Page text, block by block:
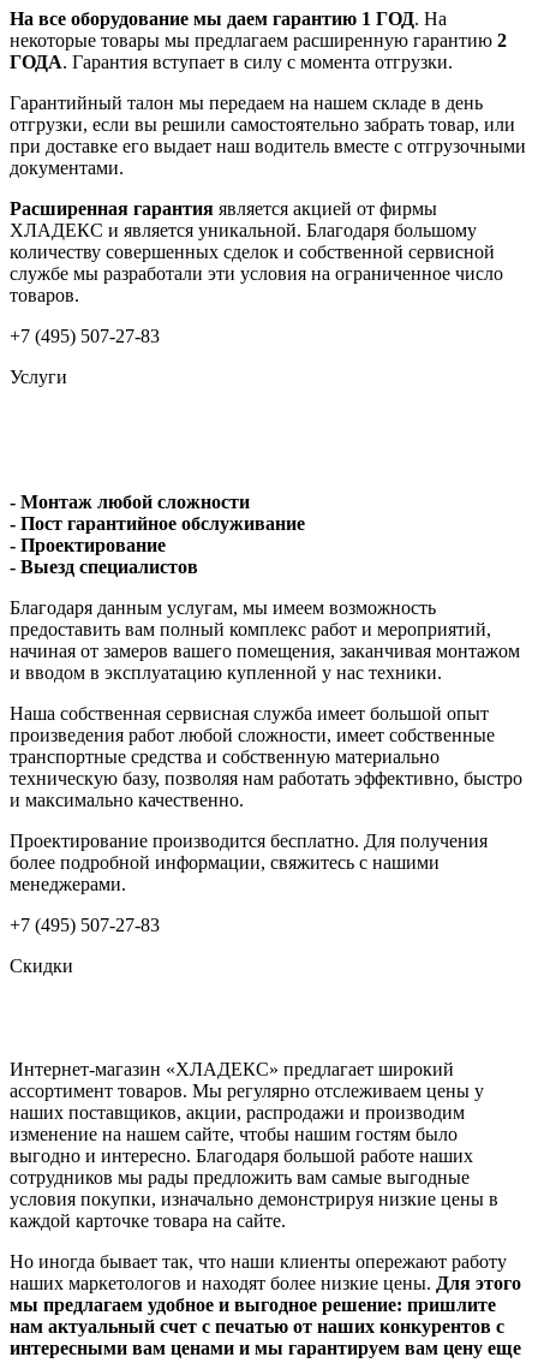
На все оборудование мы даем гарантию 1 ГОД. На
некоторые товары мы предлагаем расширенную гарантию 2
ГОДА. Гарантия вступает в силу с момента отгрузки.
Гарантийный талон мы передаем на нашем складе в день
отгрузки, если вы решили самостоятельно забрать товар, или
при доставке его выдает наш водитель вместе с отгрузочными
документами.
Расширенная гарантия является акцией от фирмы
ХЛАДЕКС и является уникальной. Благодаря большому
количеству совершенных сделок и собственной сервисной
службе мы разработали эти условия на ограниченное число
товаров.
+7 (495) 507-27-83
Услуги
- Монтаж любой сложности
- Пост гарантийное обслуживание
- Проектирование
- Выезд специалистов
Благодаря данным услугам, мы имеем возможность
предоставить вам полный комплекс работ и мероприятий,
начиная от замеров вашего помещения, заканчивая монтажом
и вводом в эксплуатацию купленной у нас техники.
Наша собственная сервисная служба имеет большой опыт
произведения работ любой сложности, имеет собственные
транспортные средства и собственную материально
техническую базу, позволяя нам работать эффективно, быстро
и максимально качественно.
Проектирование производится бесплатно. Для получения
более подробной информации, свяжитесь с нашими
менеджерами.
+7 (495) 507-27-83
Скидки
Интернет-магазин «ХЛАДЕКС» предлагает широкий
ассортимент товаров. Мы регулярно отслеживаем цены у
наших поставщиков, акции, распродажи и производим
изменение на нашем сайте, чтобы нашим гостям было
выгодно и интересно. Благодаря большой работе наших
сотрудников мы рады предложить вам самые выгодные
условия покупки, изначально демонстрируя низкие цены в
каждой карточке товара на сайте.
Но иногда бывает так, что наши клиенты опережают работу
наших маркетологов и находят более низкие цены. Для этого
мы предлагаем удобное и выгодное решение: пришлите
нам актуальный счет с печатью от наших конкурентов с
интересными вам ценами и мы гарантируем вам цену еще